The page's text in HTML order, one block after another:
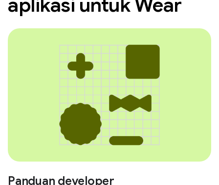
aplikasi untuk Wear
Panduan developer